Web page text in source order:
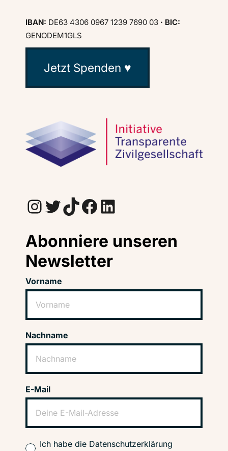
IBAN: DE63 4306 0967 1239 7690 03 · BIC:
GENODEM1GLS
Jetzt Spenden ♥
InstagramTwitter TikTok Facebook LinkedIn
Abonniere unseren
Newsletter
Vorname
Nachname
E-Mail
Ich habe die Datenschutzerklärung